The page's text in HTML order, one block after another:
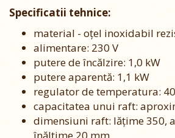
Specificatii tehnice:
material - oțel inoxidabil
alimentare: 230 V
putere de încălzire: 1,0 kW
putere aparentă: 1,1 kW
regulator de temperatura: 40
capacitatea unui raft:
dimensiuni raft: lățime 350,